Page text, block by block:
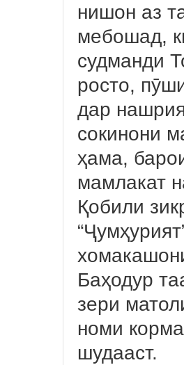
нишон аз
мебошад,
судманди
росто,
дар
сокинони
ҳама,
мамлакат
Қобили
Баҳодур
зери
номи
шудааст.